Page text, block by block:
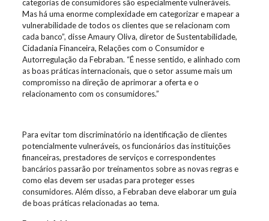
categorias de consumidores são especialmente vulneráveis.
Mas há uma enorme complexidade em categorizar e mapear a
vulnerabilidade de todos os clientes que se relacionam com
cada banco”, disse Amaury Oliva, diretor de Sustentabilidade,
Cidadania Financeira, Relações com o Consumidor e
Autorregulação da Febraban. “É nesse sentido, e alinhado com
as boas práticas internacionais, que o setor assume mais um
compromisso na direção de aprimorar a oferta e o
relacionamento com os consumidores.”
Para evitar tom discriminatório na identificação de clientes
potencialmente vulneráveis, os funcionários das instituições
financeiras, prestadores de serviços e correspondentes
bancários passarão por treinamentos sobre as novas regras e
como elas devem ser usadas para proteger esses
consumidores. Além disso, a Febraban deve elaborar um guia
de boas práticas relacionadas ao tema.